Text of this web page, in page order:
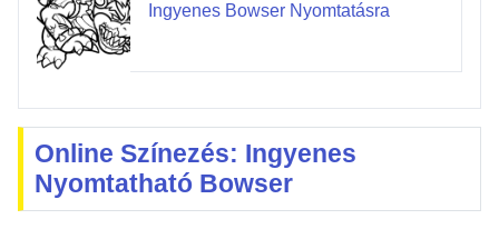
Ingyenes Bowser Nyomtatásra
Online Színezés: Ingyenes
Nyomtatható Bowser